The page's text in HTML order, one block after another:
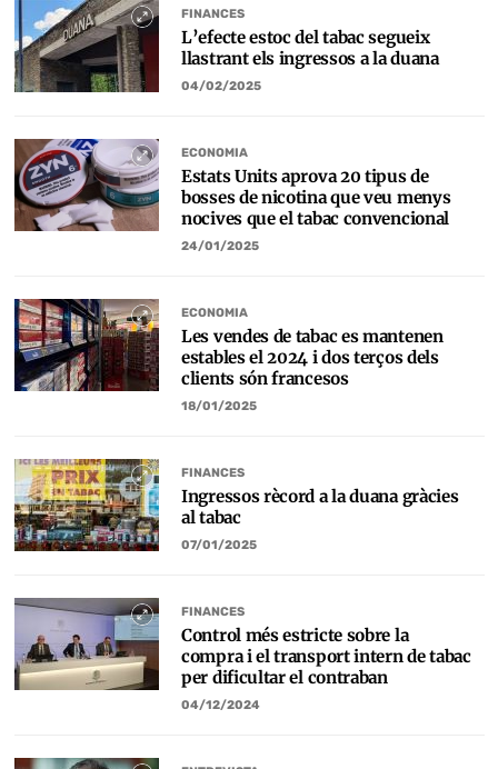
FINANCES
L’efecte estoc del tabac segueix
llastrant els ingressos a la duana
04/02/2025
ECONOMIA
Estats Units aprova 20 tipus de
bosses de nicotina que veu menys
nocives que el tabac convencional
24/01/2025
ECONOMIA
Les vendes de tabac es mantenen
estables el 2024 i dos terços dels
clients són francesos
18/01/2025
FINANCES
Ingressos rècord a la duana gràcies
al tabac
07/01/2025
FINANCES
Control més estricte sobre la
compra i el transport intern de tabac
per dificultar el contraban
04/12/2024